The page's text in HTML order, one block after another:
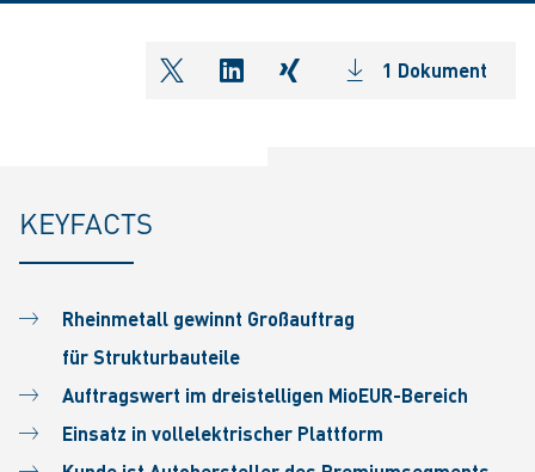
shareOntwitter
shareOnlinkedIn
shareOnxing1 Dokument
KEYFACTS
Rheinmetall gewinnt Großauftrag
fürStrukturbauteile
Auftragswert im dreistelligen MioEUR-Bereich
Einsatz in vollelektrischer Plattform